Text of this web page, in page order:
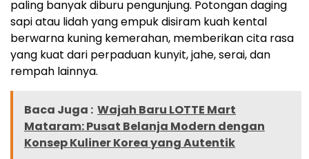
paling banyak diburu pengunjung. Potongan daging
sapi atau lidah yang empuk disiram kuah kental
berwarna kuning kemerahan, memberikan cita rasa
yang kuat dari perpaduan kunyit, jahe, serai, dan
rempah lainnya.
Baca Juga : Wajah Baru LOTTE Mart
Mataram: Pusat Belanja Modern dengan
Konsep Kuliner Korea yang Autentik